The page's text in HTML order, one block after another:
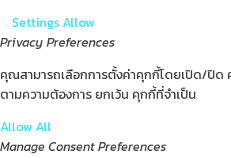
SettingsAllow
Privacy Preferences
คุณสามารถเลือกการตั้งค่าคุกกี้โดยเปิด/ปิด
ตามความต้องการ ยกเว้น คุกกี้ที่จำเป็น
Allow All
Manage Consent Preferences